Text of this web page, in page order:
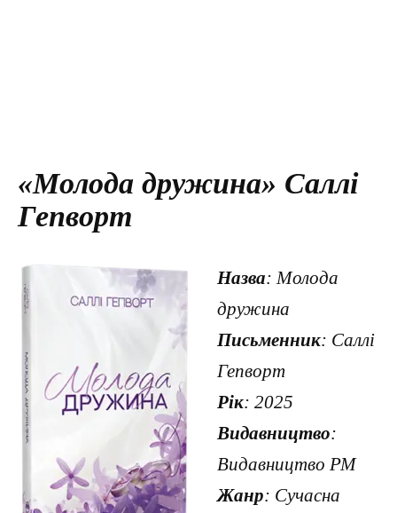
«Молода дружина» Саллі
Гепворт
Назва: Молода
дружина
Письменник: Саллі
Гепворт
Рік: 2025
Видавництво:
Видавництво РМ
Жанр: Сучасна